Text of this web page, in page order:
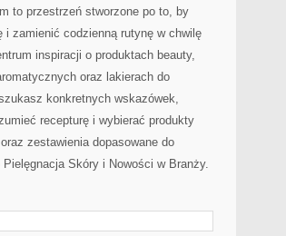
PIELĘGNACJA
PRZECIWZMARSZCZKOWA
to przestrzeń stworzone po to, by
i zamienić codzienną rutynę w chwilę
inspiracji o produktach beauty,
oraz lakierach do
konkretnych wskazówek,
recepturę i wybierać produkty
zestawienia dopasowane do
Skóry i Nowości w Branży.